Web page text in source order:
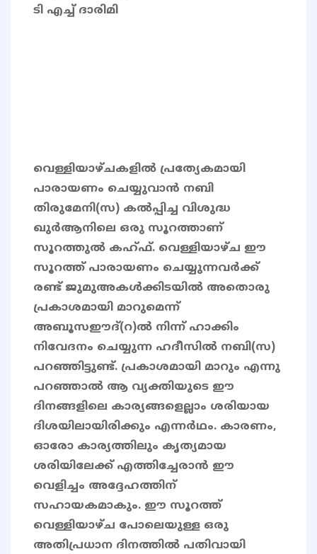
ടി എച്ച് ദാരിമി
വെള്ളിയാഴ്ചകളിൽ പ്രത്യേകമായി
പാരായണം ചെയ്യുവാൻ നബി
തിരുമേനി(സ) കൽപ്പിച്ച വിശുദ്ധ
ഖുർആനിലെ ഒരു സൂറത്താണ്
സൂറത്തുൽ കഹ്ഫ്. വെള്ളിയാഴ്ച ഈ
സൂറത്ത് പാരായണം ചെയ്യുന്നവർക്ക്
രണ്ട് ജുമുഅകൾക്കിടയിൽ അതൊരു
പ്രകാശമായി മാറുമെന്ന്
അബൂസഈദ്(റ)ൽ നിന്ന് ഹാക്കിം
നിവേദനം ചെയ്യുന്ന ഹദീസിൽ നബി(സ)
പറഞ്ഞിട്ടുണ്ട്. പ്രകാശമായി മാറും എന്നു
പറഞ്ഞാൽ ആ വ്യക്തിയുടെ ഈ
ദിനങ്ങളിലെ കാര്യങ്ങളെല്ലാം ശരിയായ
ദിശയിലായിരിക്കും എന്നർഥം. കാരണം,
ഓരോ കാര്യത്തിലും കൃത്യമായ
ശരിയിലേക്ക് എത്തിച്ചേരാൻ ഈ
വെളിച്ചം അദ്ദേഹത്തിന്
സഹായകമാകും. ഈ സൂറത്ത്
വെള്ളിയാഴ്ച പോലെയുള്ള ഒരു
അതിപ്രധാന ദിനത്തിൽ പതിവായി